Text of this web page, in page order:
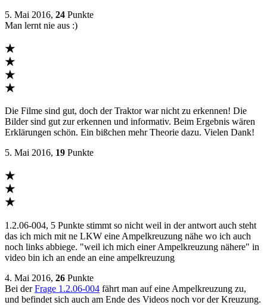
5. Mai 2016, 24 Punkte
Man lernt nie aus :)
★
★
★
★
Die Filme sind gut, doch der Traktor war nicht zu erkennen! Die
Bilder sind gut zur erkennen und informativ. Beim Ergebnis wären
Erklärungen schön. Ein bißchen mehr Theorie dazu. Vielen Dank!
5. Mai 2016, 19 Punkte
★
★
★
1.2.06-004, 5 Punkte stimmt so nicht weil in der antwort auch steht
das ich mich mit ne LKW eine Ampelkreuzung nähe wo ich auch
noch links abbiege. "weil ich mich einer Ampelkreuzung nähere" in
video bin ich an ende an eine ampelkreuzung
4. Mai 2016, 26 Punkte
Bei derFrage 1.2.06-004 fährt man auf eine Ampelkreuzung zu,
und befindet sich auch am Ende des Videos noch vor der Kreuzung.